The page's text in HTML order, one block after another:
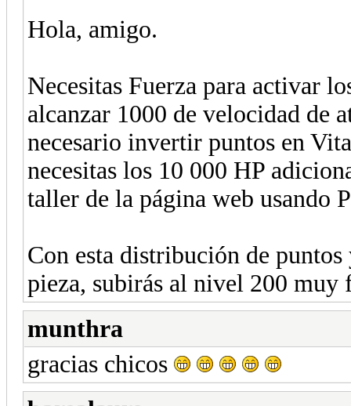
Hola, amigo.
Necesitas Fuerza para activar
alcanzar 1000 de velocidad de
necesario invertir puntos en
necesitas los 10 000 HP
taller de la página web usando
Con esta distribución de
pieza, subirás al nivel 200 muy
munthra
gracias chicos